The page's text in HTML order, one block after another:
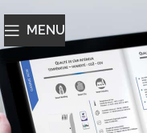
MENU